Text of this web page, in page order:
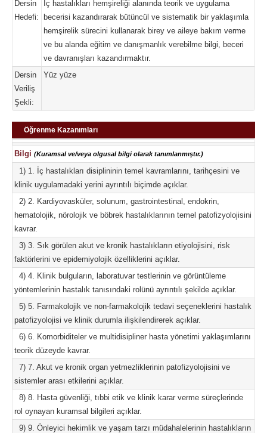
Dersin
Hedefi:
İç hastalıkları hemşireliği alanında teorik ve uygulama
becerisi kazandırarak bütüncül ve sistematik bir yaklaşımla
hemşirelik sürecini kullanarak birey ve aileye bakım verme
ve bu alanda eğitim ve danışmanlık verebilme bilgi, beceri
ve davranışları kazandırmaktır.
Dersin
Veriliş
Şekli:
Yüz yüze
Öğrenme Kazanımları
Bilgi (Kuramsal ve/veya olgusal bilgi olarak tanımlanmıştır.)
1) 1. İç hastalıkları disiplininin temel kavramlarını, tarihçesini ve
klinik uygulamadaki yerini ayrıntılı biçimde açıklar.
2) 2. Kardiyovasküler, solunum, gastrointestinal, endokrin,
hematolojik, nörolojik ve böbrek hastalıklarının temel patofizyolojisini
kavrar.
3) 3. Sık görülen akut ve kronik hastalıkların etiyolojisini, risk
faktörlerini ve epidemiyolojik özelliklerini açıklar.
4) 4. Klinik bulguların, laboratuvar testlerinin ve görüntüleme
yöntemlerinin hastalık tanısındaki rolünü ayrıntılı şekilde açıklar.
5) 5. Farmakolojik ve non-farmakolojik tedavi seçeneklerini hastalık
patofizyolojisi ve klinik durumla ilişkilendirerek açıklar.
6) 6. Komorbiditeler ve multidisipliner hasta yönetimi yaklaşımlarını
teorik düzeyde kavrar.
7) 7. Akut ve kronik organ yetmezliklerinin patofizyolojisini ve
sistemler arası etkilerini açıklar.
8) 8. Hasta güvenliği, tıbbi etik ve klinik karar verme süreçlerinde
rol oynayan kuramsal bilgileri açıklar.
9) 9. Önleyici hekimlik ve yaşam tarzı müdahalelerinin hastalıkların